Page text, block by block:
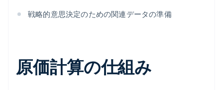
戦略的意思決定のための関連データの準備
原価計算の仕組み